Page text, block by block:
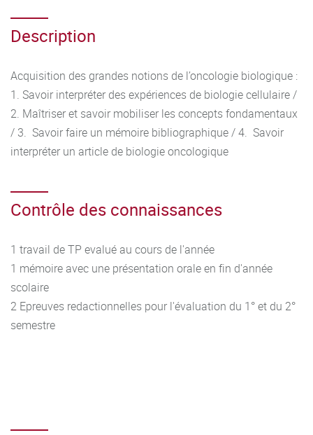
Description
Acquisition des grandes notions de l’oncologie biologique :
1. Savoir interpréter des expériences de biologie cellulaire /
2. Maîtriser et savoir mobiliser les concepts fondamentaux
/ 3. Savoir faire un mémoire bibliographique / 4. Savoir
interpréter un article de biologie oncologique
Contrôle des connaissances
1 travail de TP evalué au cours de l'année
1 mémoire avec une présentation orale en fin d'année
scolaire
2 Epreuves redactionnelles pour l'évaluation du 1° et du 2°
semestre